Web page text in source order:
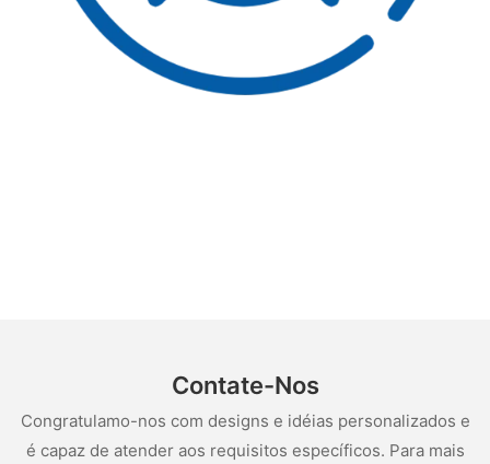
Contate-Nos
Congratulamo-nos com designs e idéias personalizados e
é capaz de atender aos requisitos específicos. Para mais